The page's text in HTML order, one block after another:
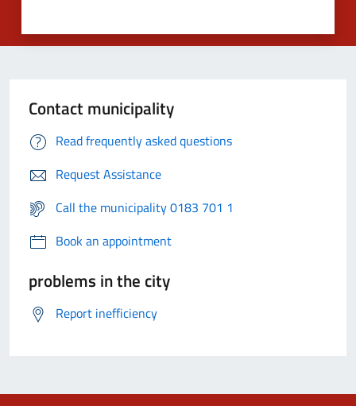
Contact municipality
Read frequently asked questions
Request Assistance
Call the municipality 0183 701 1
Book an appointment
problems in the city
Report inefficiency